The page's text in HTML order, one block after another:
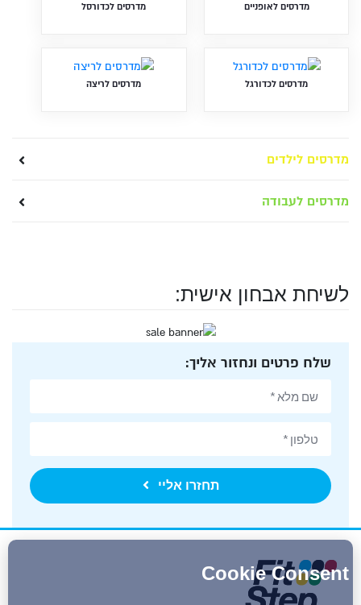
מדרסים לאופניים מדרסים לכדורסל
מדרסים לכדורגל מדרסים לריצה
מדרסים לילדים
מדרסים לעבודה
לשיחת אבחון אישית:
שלח פרטים ונחזור אליך:
תחזרו אליי